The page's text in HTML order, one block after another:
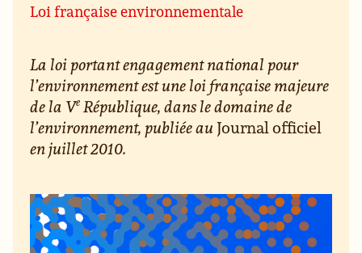
Loi française environnementale
La loi portant engagement national pour
l’environnement est une loi française majeure
de la Ve République, dans le domaine de
l’environnement, publiée auJournal officiel
en juillet 2010.